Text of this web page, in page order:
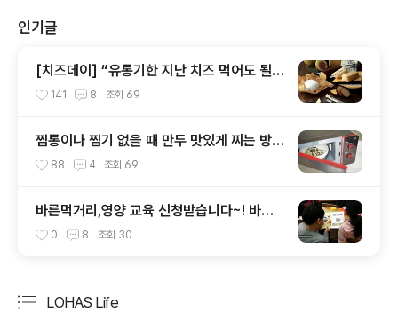
인기글
[치즈데이] “유통기한 지난 치즈 먹어도 될까
요?”
141 8 조회 69
찜통이나 찜기 없을 때 만두 맛있게 찌는 방법
~ 6가지!
88 4 조회 69
바른먹거리,영양 교육 신청받습니다~! 바른
먹거리 확인 캠페인 사이트 오픈!
0 8 조회 30
LOHAS Life